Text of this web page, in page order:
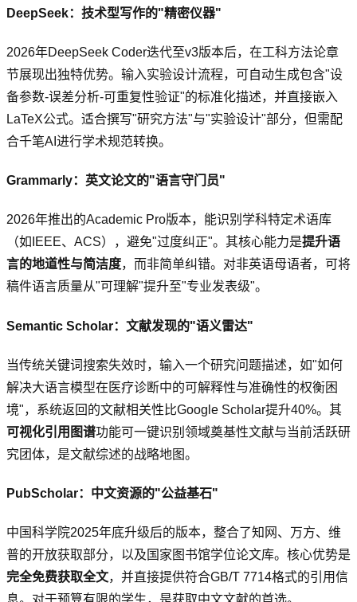
DeepSeek：技术型写作的"精密仪器"
2026年DeepSeek Coder迭代至v3版本后，在工科方法论章
节展现出独特优势。输入实验设计流程，可自动生成包含"设
备参数-误差分析-可重复性验证"的标准化描述，并直接嵌入
LaTeX公式。适合撰写"研究方法"与"实验设计"部分，但需配
合千笔AI进行学术规范转换。
Grammarly：英文论文的"语言守门员"
2026年推出的Academic Pro版本，能识别学科特定术语库
（如IEEE、ACS），避免"过度纠正"。其核心能力是提升语
言的地道性与简洁度，而非简单纠错。对非英语母语者，可将
稿件语言质量从"可理解"提升至"专业发表级"。
Semantic Scholar：文献发现的"语义雷达"
当传统关键词搜索失效时，输入一个研究问题描述，如"如何
解决大语言模型在医疗诊断中的可解释性与准确性的权衡困
境"，系统返回的文献相关性比Google Scholar提升40%。其
可视化引用图谱功能可一键识别领域奠基性文献与当前活跃研
究团体，是文献综述的战略地图。
PubScholar：中文资源的"公益基石"
中国科学院2025年底升级后的版本，整合了知网、万方、维
普的开放获取部分，以及国家图书馆学位论文库。核心优势是
完全免费获取全文，并直接提供符合GB/T 7714格式的引用信